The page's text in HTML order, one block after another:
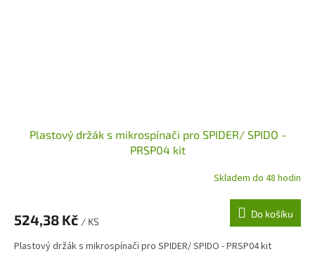
Plastový držák s mikrospínači pro SPIDER/ SPIDO -
PRSP04 kit
Skladem do 48 hodin
524,38 Kč / KS
Do košíku
Plastový držák s mikrospínači pro SPIDER/ SPIDO - PRSP04 kit